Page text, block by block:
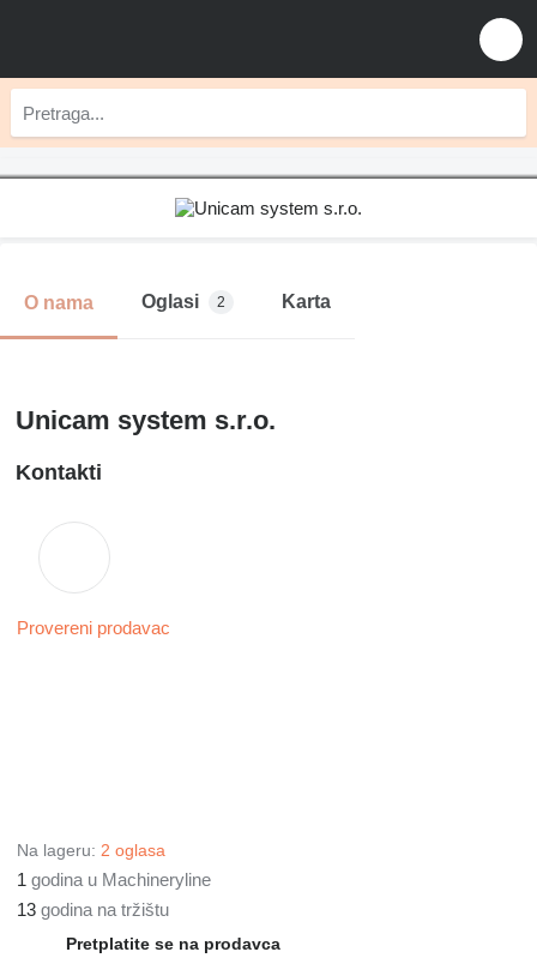
O nama Oglasi 2 Karta
Unicam system s.r.o.
Kontakti
Provereni prodavac
Na lageru: 2 oglasa
1 godina u Machineryline
13 godina na tržištu
Pretplatite se na prodavca